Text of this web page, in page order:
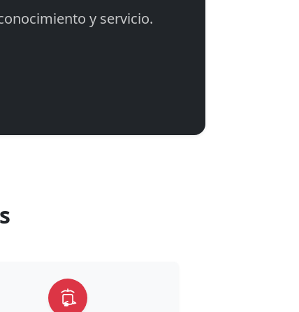
y servicio.